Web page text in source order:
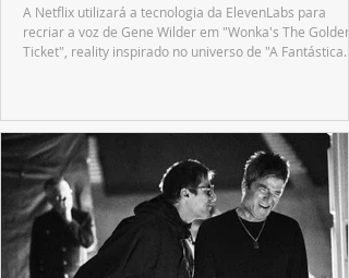
A Netflix utilizará a tecnologia da ElevenLabs para
recriar a voz de Gene Wilder em "Wonka's The Golden
Ticket", reality inspirado no universo de "A Fantástica